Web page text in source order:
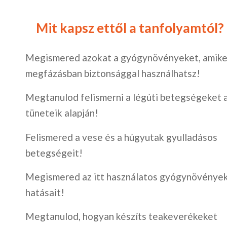
Mit kapsz ettől a tanfolyamtól?
Megismered azokat a gyógynövényeket,
megfázásban biztonsággal használhatsz!
Megtanulod felismerni a légúti betegségeket
tüneteik alapján!
Felismered a vese és a húgyutak gyulladásos
betegségeit!
Megismered az itt használatos
hatásait!
Megtanulod, hogyan készíts teakeverékeket